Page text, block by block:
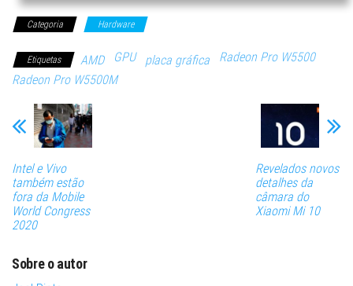
Categoria Hardware
Etiquetas AMD GPU placa gráfica
Radeon Pro W5500
Radeon Pro W5500M
Intel e Vivo
também estão
fora da Mobile
World Congress
2020
Revelados novos
detalhes da
câmara do
Xiaomi Mi 10
Sobre o autor